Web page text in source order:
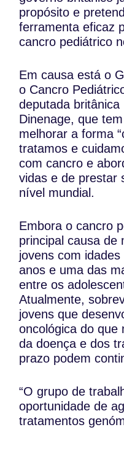
propósito e
ferramenta eficaz
cancro pediátrico
Em causa está o
o Cancro
deputada britânica
Dinenage, que
melhorar a forma
tratamos e
com cancro e
vidas e de prestar
nível mundial.
Embora o cancro
principal causa de
jovens com
anos e uma das
entre os
Atualmente,
jovens que
oncológica do que
da doença e dos
prazo podem
“O grupo de
oportunidade de
tratamentos